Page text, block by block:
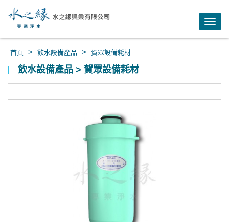
首頁 > 飲水設備產品 > 賀眾設備耗材
飲水設備產品 > 賀眾設備耗材